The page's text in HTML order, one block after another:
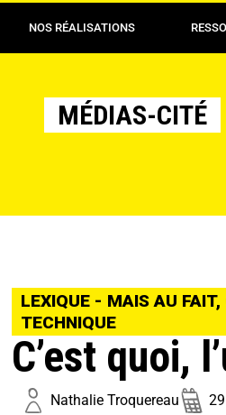
NOS RÉALISATIONS
MÉDIAS-CITÉ
LEXIQUE - MAIS AU FAIT,
TECHNIQUE
C’est quoi,
Nathalie Troquereau